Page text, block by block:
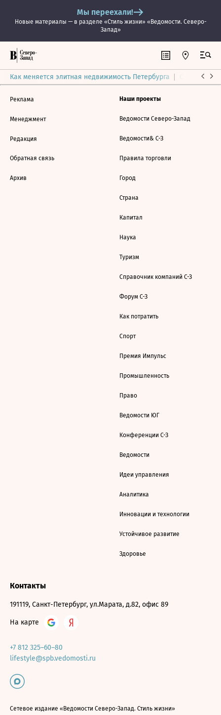
Мы переехали!
Новые материалы — в разделе «Стиль жизни» «Ведомости. Северо-
Запад»
Как меняется элитная недвижимость Петербурга Ситуация
Реклама
Менеджмент
Редакция
Обратная связь
Архив
Наши проекты
Ведомости Северо-Запад
Ведомости& С-З
Правила торговли
Город
Страна
Капитал
Наука
Туризм
Справочник компаний С-З
Форум С-З
Как потратить
Спорт
Премия Импульс
Промышленность
Право
Ведомости ЮГ
Конференции С-З
Ведомости
Идеи управления
Аналитика
Инновации и технологии
Устойчивое развитие
Здоровье
Контакты
191119, Санкт-Петербург, ул.Марата, д.82, офис 89
На карте
+7 812 325–60–80
lifestyle@spb.vedomosti.ru
Сетевое издание «Ведомости Северо-Запад. Стиль жизни»